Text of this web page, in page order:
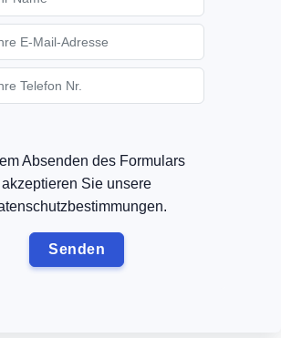
Absenden des Formulars
akzeptieren Sie unsere